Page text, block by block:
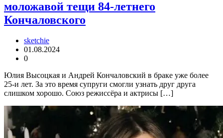
моложавой тещи 84-летнего
Кончаловского
sketchie
01.08.2024
0
Юлия Высоцкая и Андрей Кончаловский в браке уже более
25-и лет. За это время супруги смогли узнать друг друга
слишком хорошо. Союз режиссёра и актрисы […]